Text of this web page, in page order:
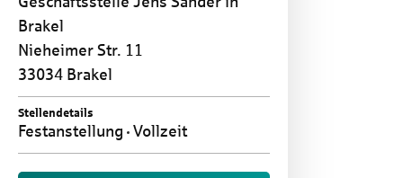
Brakel
Nieheimer Str. 11
33034 Brakel
Stellendetails
Festanstellung Vollzeit